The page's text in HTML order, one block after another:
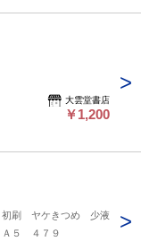
大雲堂書店
￥1,200
初刷 ヤケきつめ 少液
５ ４７９